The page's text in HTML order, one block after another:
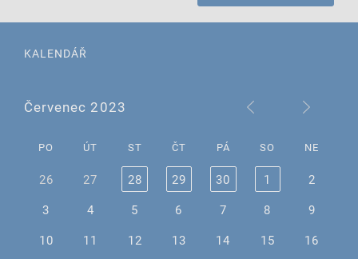
KALENDÁŘ
Červenec 2023
PO ÚT ST ČT PÁ SO NE
26 27 28 29 30 1
2
3
4 5 6 7 8
9
10
11 12 13 14 15
16